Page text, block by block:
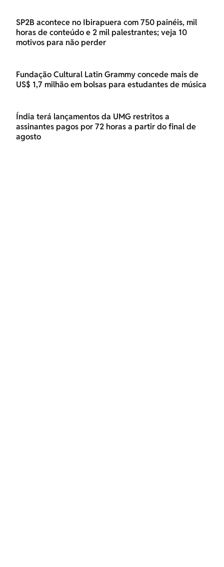
SP2B acontece no Ibirapuera com 750 painéis, mil
horas de conteúdo e 2 mil palestrantes; veja 10
motivos para não perder
Fundação Cultural Latin Grammy concede mais de
US$ 1,7 milhão em bolsas para estudantes de música
Índia terá lançamentos da UMG restritos a
assinantes pagos por 72 horas a partir do final de
agosto